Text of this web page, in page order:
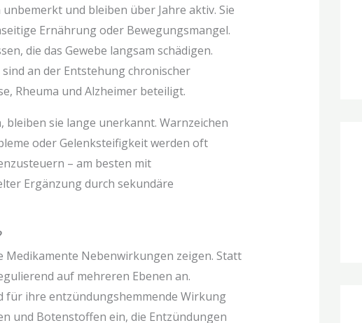
und bleiben über Jahre aktiv. Sie
Ernährung oder Bewegungsmangel.
die das Gewebe langsam schädigen.
an der Entstehung chronischer
Rheuma und Alzheimer beteiligt.
bleiben sie lange unerkannt. Warnzeichen
oder Gelenksteifigkeit werden oft
– am besten mit
Ergänzung durch sekundäre
Nebenwirkungen zeigen. Statt
auf mehreren Ebenen an.
für ihre entzündungshemmende Wirkung
und Botenstoffen ein, die Entzündungen